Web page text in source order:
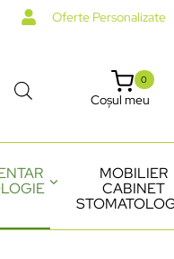
Oferte Personalizate
Coșul meu
0
MOBILIER
CABINET